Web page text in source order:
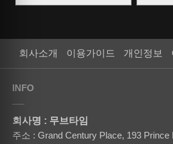
회사소개 이용가이드 개인정보
INFO
회사명 : 무브타임
주소 : Grand Century Place, 193 Prince